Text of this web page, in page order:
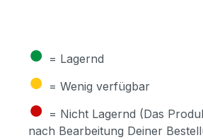
● = Lagernd
● = Wenig verfügbar
● = Nicht Lagernd (Das
nach Bearbeitung Deiner